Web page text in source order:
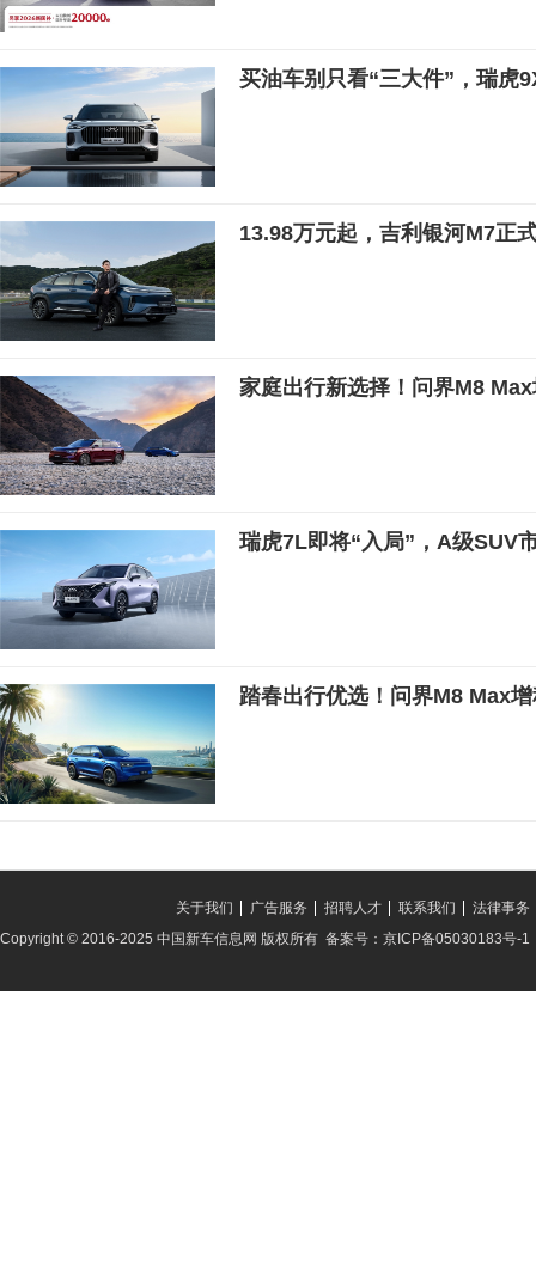
买油车别只看“三大件”，瑞虎
13.98万元起，吉利银河M7正
家庭出行新选择！问界M8
瑞虎7L即将“入局”，A级SUV
踏春出行优选！问界M8 Max
法律事务
联系我们
招聘人才
广告服务
关于我们
Copyright © 2016-2025 中国新车信息网 版权所有 备案号：京ICP备05030183号-1